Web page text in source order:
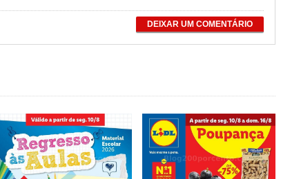
DEIXAR UM COMENTÁRIO